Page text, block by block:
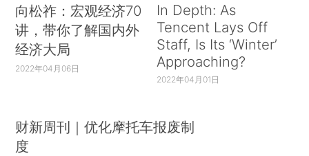
向松祚：宏观经济70
讲，带你了解国内外
经济大局
2022年04月06日
In Depth: As
Tencent Lays Off
Staff, Is Its ‘Winter’
Approaching?
2022年04月01日
财新周刊｜优化摩托车报废制
度